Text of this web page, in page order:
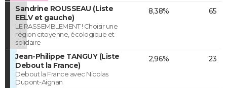
Sandrine ROUSSEAU (Liste
EELV et gauche)
LE RASSEMBLEMENT ! Choisir une
région citoyenne, écologique et
solidaire
8,38% 65
Jean-Philippe TANGUY (Liste
Debout la France)
Debout la France avec Nicolas
Dupont-Aignan
2,96% 23